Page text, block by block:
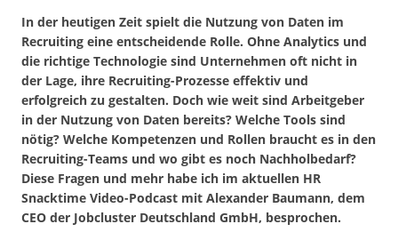
In der heutigen Zeit spielt die Nutzung von Daten im
Recruiting eine entscheidende Rolle. Ohne Analytics und
die richtige Technologie sind Unternehmen oft nicht in
der Lage, ihre Recruiting-Prozesse effektiv und
erfolgreich zu gestalten. Doch wie weit sind Arbeitgeber
in der Nutzung von Daten bereits? Welche Tools sind
nötig? Welche Kompetenzen und Rollen braucht es in den
Recruiting-Teams und wo gibt es noch Nachholbedarf?
Diese Fragen und mehr habe ich im aktuellen HR
Snacktime Video-Podcast mit Alexander Baumann, dem
CEO der Jobcluster Deutschland GmbH, besprochen.